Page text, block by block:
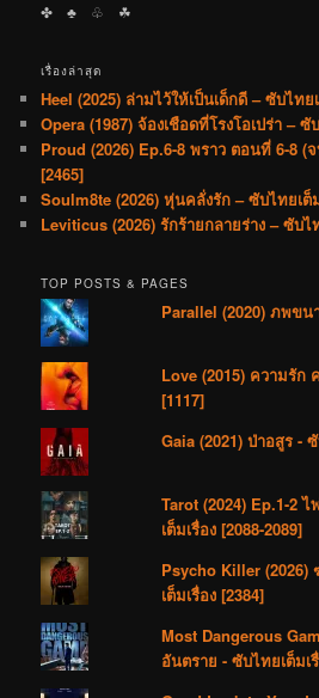
✤ ♣︎ ♧ ☘︎
เรื่องล่าสุด
Heel (2025) ล่ามไว้ให้เป็นเด็กดี – ซับไทย
Opera (1987) จ้องเชือดที่โรงโอเปร่า – ซั
Proud (2026) Ep.6-8 พราว ตอนที่ 6-8 (
[2465]
Soulm8te (2026) หุ่นคลั่งรัก – ซับไทยเต็
Leviticus (2026) รักร้ายกลายร่าง – ซับไ
TOP POSTS & PAGES
Parallel (2020) ภพขน
Love (2015) ความรัก
[1117]
Gaia (2021) ป่าอสูร -
Tarot (2024) Ep.1-2
เต็มเรื่อง [2088-2089]
Psycho Killer (2026)
เต็มเรื่อง [2384]
Most Dangerous
อันตราย - ซับไทยเต็มเ